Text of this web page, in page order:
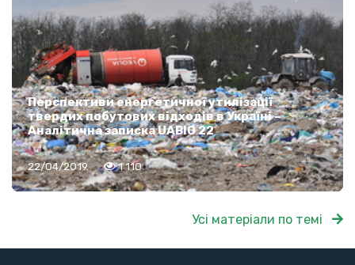
Перспективи енергетичної утилізації
твердих побутових відходів в Україні –
Аналітична записка UABIO 22
22/04/2019 1 110
Усі матеріали по темі